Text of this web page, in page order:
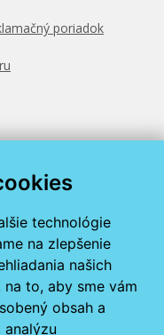
technológie
na zlepšenie
našich
to, aby sme vám
obsah a
analýzu
poriadok
17. hod.